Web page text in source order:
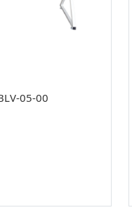
05-00